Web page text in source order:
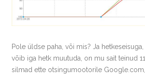
Pole üldse paha, või mis? Ja
võib iga hetk muutuda, on mu sait teinud
silmad ette otsingumootorile